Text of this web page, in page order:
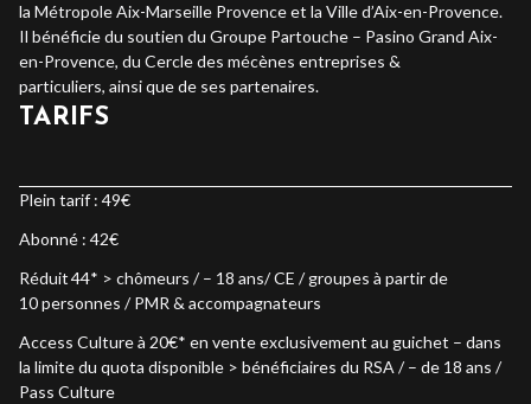
la Métropole Aix-Marseille Provence et la Ville d’Aix-en-Provence.
Il bénéficie du soutien du Groupe Partouche – Pasino Grand Aix-
en-Provence, du Cercle des mécènes entreprises &
particuliers, ainsi que de ses partenaires.
TARIFS
Plein tarif : 49€
Abonné : 42€
Réduit 44* > chômeurs / – 18 ans/ CE / groupes à partir de
10 personnes / PMR & accompagnateurs
Access Culture à 20€* en vente exclusivement au guichet – dans
la limite du quota disponible > bénéficiaires du RSA / – de 18 ans /
Pass Culture